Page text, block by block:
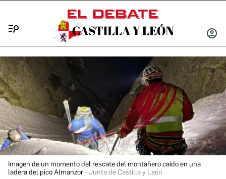
INICIAR
Imagen de un momento del rescate del montañero caído en una
ladera del pico Almanzor
Junta de Castilla y León